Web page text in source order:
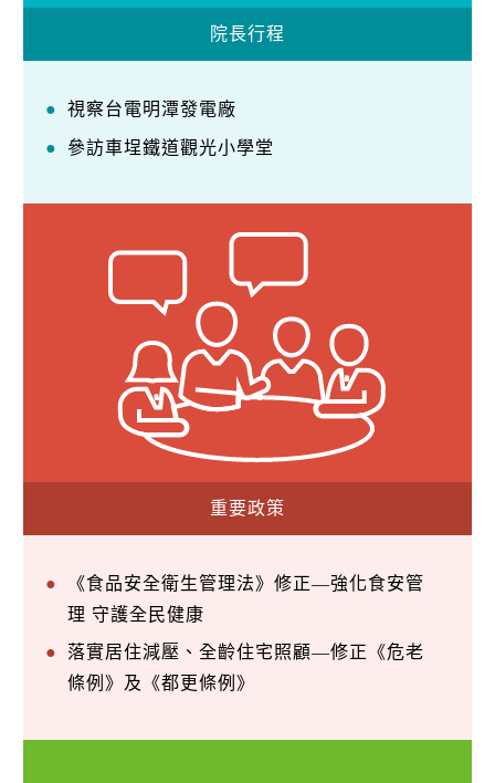
院長行程
視察台電明潭發電廠
參訪車埕鐵道觀光小學堂
重要政策
《食品安全衛生管理法》修正—強化食安管
理 守護全民健康
落實居住減壓、全齡住宅照顧—修正《危老
條例》及《都更條例》